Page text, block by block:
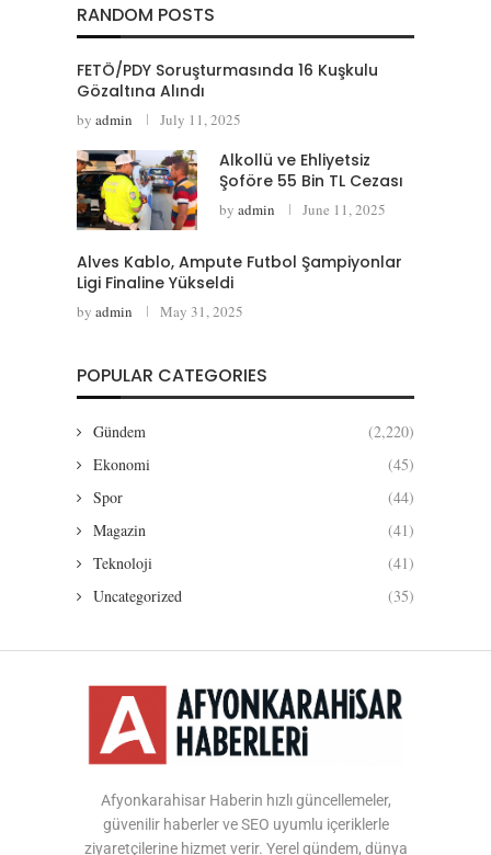
RANDOM POSTS
FETÖ/PDY Soruşturmasında 16 Kuşkulu
Gözaltına Alındı
by admin July 11, 2025
Alkollü ve Ehliyetsiz
Şoföre 55 Bin TL Cezası
by admin June 11, 2025
Alves Kablo, Ampute Futbol Şampiyonlar
Ligi Finaline Yükseldi
by admin May 31, 2025
POPULAR CATEGORIES
Gündem
(2,220)
Ekonomi
(45)
Spor
(44)
Magazin
(41)
Teknoloji
(41)
Uncategorized
(35)
Afyonkarahisar Haberin hızlı güncellemeler,
güvenilir haberler ve SEO uyumlu içeriklerle
ziyaretçilerine hizmet verir. Yerel gündem, dünya